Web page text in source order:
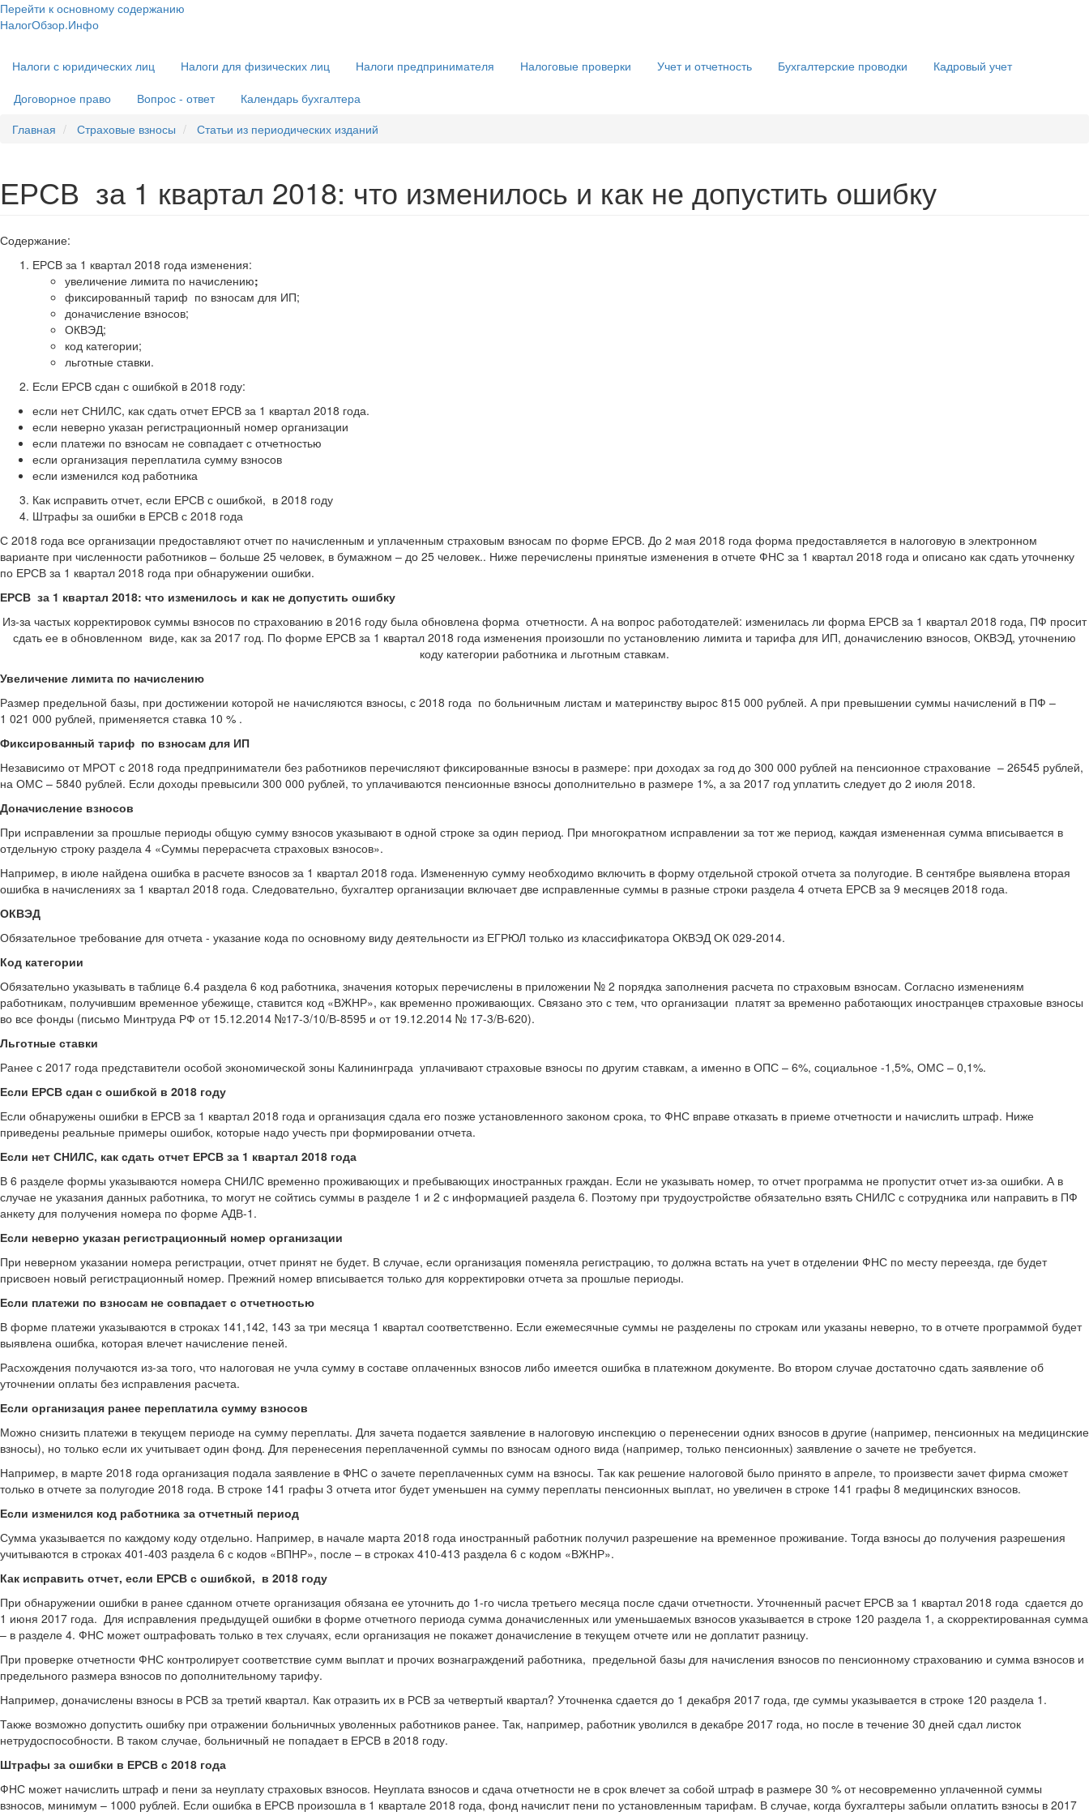
Перейти к основному содержанию
НалогОбзор.Инфо
навигация
Налоги с юридических лиц Налоги для физических лиц Налоги предпринимателя Налоговые проверки Учет и отчетность Бухгалтерские проводки
Кадровый учет
Договорное право
Вопрос - ответ
Календарь бухгалтера
Главная
Страховые взносы Статьи из периодических изданий
ЕРСВ за 1 квартал 2018: что изменилось и как не допустить ошибку
Содержание:
ЕРСВ за 1 квартал 2018 года изменения:
увеличение лимита по начислению;
фиксированный тариф по взносам для ИП;
доначисление взносов;
ОКВЭД;
код категории;
льготные ставки.
Если ЕРСВ сдан с ошибкой в 2018 году:
если нет СНИЛС, как сдать отчет ЕРСВ за 1 квартал 2018 года.
если неверно указан регистрационный номер организации
если платежи по взносам не совпадает с отчетностью
если организация переплатила сумму взносов
если изменился код работника
Как исправить отчет, если ЕРСВ с ошибкой, в 2018 году
Штрафы за ошибки в ЕРСВ с 2018 года
С 2018 года все организации предоставляют отчет по начисленным и уплаченным страховым взносам по форме ЕРСВ. До 2 мая 2018 года форма предоставляется в налоговую в электронном
варианте при численности работников – больше 25 человек, в бумажном – до 25 человек.. Ниже перечислены принятые изменения в отчете ФНС за 1 квартал 2018 года и описано как сдать уточненку
по ЕРСВ за 1 квартал 2018 года при обнаружении ошибки.
ЕРСВ за 1 квартал 2018: что изменилось и как не допустить ошибку
Из-за частых корректировок суммы взносов по страхованию в 2016 году была обновлена форма отчетности. А на вопрос работодателей: изменилась ли форма ЕРСВ за 1 квартал 2018 года, ПФ просит
сдать ее в обновленном виде, как за 2017 год. По форме ЕРСВ за 1 квартал 2018 года изменения произошли по установлению лимита и тарифа для ИП, доначислению взносов, ОКВЭД, уточнению
коду категории работника и льготным ставкам.
Увеличение лимита по начислению
Размер предельной базы, при достижении которой не начисляются взносы, с 2018 года по больничным листам и материнству вырос 815 000 рублей. А при превышении суммы начислений в ПФ –
1 021 000 рублей, применяется ставка 10 % .
Фиксированный тариф по взносам для ИП
Независимо от МРОТ с 2018 года предприниматели без работников перечисляют фиксированные взносы в размере: при доходах за год до 300 000 рублей на пенсионное страхование – 26545 рублей,
на ОМС – 5840 рублей. Если доходы превысили 300 000 рублей, то уплачиваются пенсионные взносы дополнительно в размере 1%, а за 2017 год уплатить следует до 2 июля 2018.
Доначисление взносов
При исправлении за прошлые периоды общую сумму взносов указывают в одной строке за один период. При многократном исправлении за тот же период, каждая измененная сумма вписывается в
отдельную строку раздела 4 «Суммы перерасчета страховых взносов».
Например, в июле найдена ошибка в расчете взносов за 1 квартал 2018 года. Измененную сумму необходимо включить в форму отдельной строкой отчета за полугодие. В сентябре выявлена вторая
ошибка в начислениях за 1 квартал 2018 года. Следовательно, бухгалтер организации включает две исправленные суммы в разные строки раздела 4 отчета ЕРСВ за 9 месяцев 2018 года.
ОКВЭД
Обязательное требование для отчета - указание кода по основному виду деятельности из ЕГРЮЛ только из классификатора ОКВЭД ОК 029-2014.
Код категории
Обязательно указывать в таблице 6.4 раздела 6 код работника, значения которых перечислены в приложении № 2 порядка заполнения расчета по страховым взносам. Согласно изменениям
работникам, получившим временное убежище, ставится код «ВЖНР», как временно проживающих. Связано это с тем, что организации платят за временно работающих иностранцев страховые взносы
во все фонды (письмо Минтруда РФ от 15.12.2014 №17-3/10/В-8595 и от 19.12.2014 № 17-3/В-620).
Льготные ставки
Ранее с 2017 года представители особой экономической зоны Калининграда уплачивают страховые взносы по другим ставкам, а именно в ОПС – 6%, социальное -1,5%, ОМС – 0,1%.
Если ЕРСВ сдан с ошибкой в 2018 году
Если обнаружены ошибки в ЕРСВ за 1 квартал 2018 года и организация сдала его позже установленного законом срока, то ФНС вправе отказать в приеме отчетности и начислить штраф. Ниже
приведены реальные примеры ошибок, которые надо учесть при формировании отчета.
Если нет СНИЛС, как сдать отчет ЕРСВ за 1 квартал 2018 года
В 6 разделе формы указываются номера СНИЛС временно проживающих и пребывающих иностранных граждан. Если не указывать номер, то отчет программа не пропустит отчет из-за ошибки. А в
случае не указания данных работника, то могут не сойтись суммы в разделе 1 и 2 с информацией раздела 6. Поэтому при трудоустройстве обязательно взять СНИЛС с сотрудника или направить в ПФ
анкету для получения номера по форме АДВ-1.
Если неверно указан регистрационный номер организации
При неверном указании номера регистрации, отчет принят не будет. В случае, если организация поменяла регистрацию, то должна встать на учет в отделении ФНС по месту переезда, где будет
присвоен новый регистрационный номер. Прежний номер вписывается только для корректировки отчета за прошлые периоды.
Если платежи по взносам не совпадает с отчетностью
В форме платежи указываются в строках 141,142, 143 за три месяца 1 квартал соответственно. Если ежемесячные суммы не разделены по строкам или указаны неверно, то в отчете программой будет
выявлена ошибка, которая влечет начисление пеней.
Расхождения получаются из-за того, что налоговая не учла сумму в составе оплаченных взносов либо имеется ошибка в платежном документе. Во втором случае достаточно сдать заявление об
уточнении оплаты без исправления расчета.
Если организация ранее переплатила сумму взносов
Можно снизить платежи в текущем периоде на сумму переплаты. Для зачета подается заявление в налоговую инспекцию о перенесении одних взносов в другие (например, пенсионных на медицинские
взносы), но только если их учитывает один фонд. Для перенесения переплаченной суммы по взносам одного вида (например, только пенсионных) заявление о зачете не требуется.
Например, в марте 2018 года организация подала заявление в ФНС о зачете переплаченных сумм на взносы. Так как решение налоговой было принято в апреле, то произвести зачет фирма сможет
только в отчете за полугодие 2018 года. В строке 141 графы 3 отчета итог будет уменьшен на сумму переплаты пенсионных выплат, но увеличен в строке 141 графы 8 медицинских взносов.
Если изменился код работника за отчетный период
Сумма указывается по каждому коду отдельно. Например, в начале марта 2018 года иностранный работник получил разрешение на временное проживание. Тогда взносы до получения разрешения
учитываются в строках 401-403 раздела 6 с кодов «ВПНР», после – в строках 410-413 раздела 6 с кодом «ВЖНР».
Как исправить отчет, если ЕРСВ с ошибкой, в 2018 году
При обнаружении ошибки в ранее сданном отчете организация обязана ее уточнить до 1-го числа третьего месяца после сдачи отчетности. Уточненный расчет ЕРСВ за 1 квартал 2018 года сдается до
1 июня 2017 года. Для исправления предыдущей ошибки в форме отчетного периода сумма доначисленных или уменьшаемых взносов указывается в строке 120 раздела 1, а скорректированная сумма
– в разделе 4. ФНС может оштрафовать только в тех случаях, если организация не покажет доначисление в текущем отчете или не доплатит разницу.
При проверке отчетности ФНС контролирует соответствие сумм выплат и прочих вознаграждений работника, предельной базы для начисления взносов по пенсионному страхованию и сумма взносов и
предельного размера взносов по дополнительному тарифу.
Например, доначислены взносы в РСВ за третий квартал. Как отразить их в РСВ за четвертый квартал? Уточненка сдается до 1 декабря 2017 года, где суммы указывается в строке 120 раздела 1.
Также возможно допустить ошибку при отражении больничных уволенных работников ранее. Так, например, работник уволился в декабре 2017 года, но после в течение 30 дней сдал листок
нетрудоспособности. В таком случае, больничный не попадает в ЕРСВ в 2018 году.
Штрафы за ошибки в ЕРСВ с 2018 года
ФНС может начислить штраф и пени за неуплату страховых взносов. Неуплата взносов и сдача отчетности не в срок влечет за собой штраф в размере 30 % от несовременно уплаченной суммы
взносов, минимум – 1000 рублей. Если ошибка в ЕРСВ произошла в 1 квартале 2018 года, фонд начислит пени по установленным тарифам. В случае, когда бухгалтеры забыли оплатить взносы в 2017